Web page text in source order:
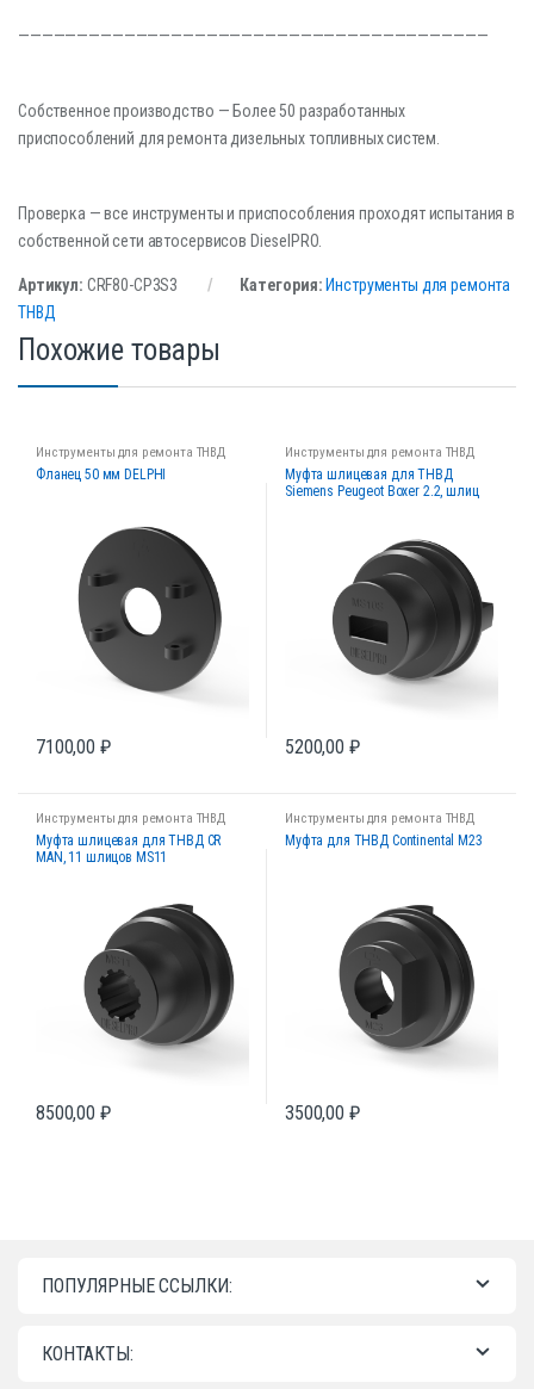
————————————————————————————————————————
Собственное производство — Более 50 разработанных
приспособлений для ремонта дизельных топливных систем.
Проверка — все инструменты и приспособления проходят испытания в
собственной сети автосервисов DieselPRO.
Артикул: CRF80-CP3S3 Категория: Инструменты для ремонта
ТНВД
Похожие товары
Инструменты для ремонта ТНВД
Фланец 50 мм DELPHI
7100,00 ₽
Инструменты для ремонта ТНВД
Муфта шлицевая для ТНВД
Siemens Peugeot Boxer 2.2, шлиц
5200,00 ₽
Инструменты для ремонта ТНВД
Муфта шлицевая для ТНВД CR
MAN, 11 шлицов MS11
8500,00 ₽
Инструменты для ремонта ТНВД
Муфта для ТНВД Continental M23
3500,00 ₽
ПОПУЛЯРНЫЕ ССЫЛКИ:
КОНТАКТЫ: